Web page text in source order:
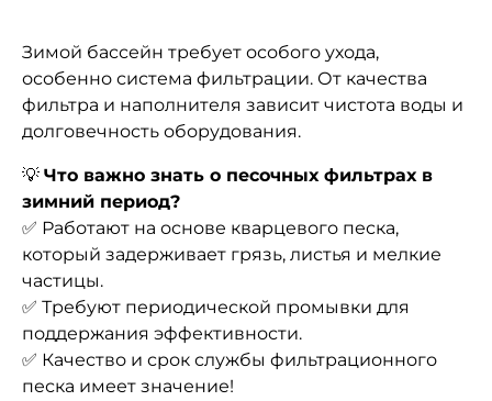
Зимой бассейн требует особого ухода,
особенно система фильтрации. От качества
фильтра и наполнителя зависит чистота воды и
долговечность оборудования.
💡 Что важно знать о песочных фильтрах в
зимний период?
✅ Работают на основе кварцевого песка,
который задерживает грязь, листья и мелкие
частицы.
✅ Требуют периодической промывки для
поддержания эффективности.
✅ Качество и срок службы фильтрационного
песка имеет значение!